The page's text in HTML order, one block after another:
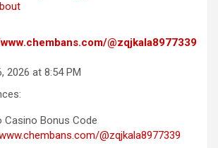
@zqjkala8977339
2026 at 8:54 PM
Casino Bonus Code
@zqjkala8977339